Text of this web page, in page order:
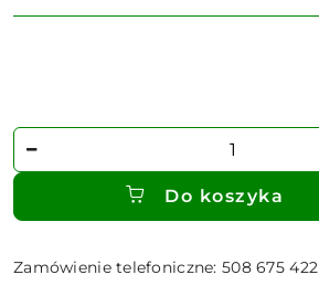
Ilość
Do koszyka
Zamówienie telefoniczne: 508 675 422